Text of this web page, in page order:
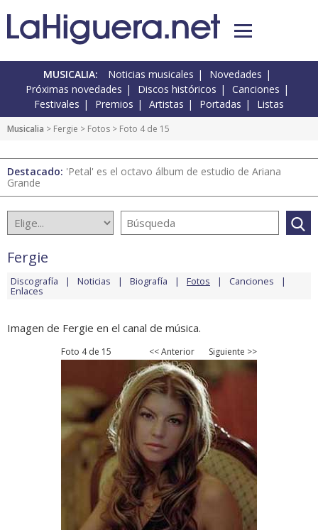
MUSICALIA: Noticias musicales
Novedades
Próximas novedades
Discos históricos
Canciones
Festivales
Premios Artistas Portadas Listas
Musicalia > Fergie > Fotos > Foto 4 de 15
Destacado: 'Petal' es el octavo álbum de estudio de Ariana
Grande
Fergie
Discografía Noticias Biografía Fotos Canciones
Enlaces
Imagen de Fergie en el canal de música.
Foto 4 de 15 << Anterior Siguiente >>